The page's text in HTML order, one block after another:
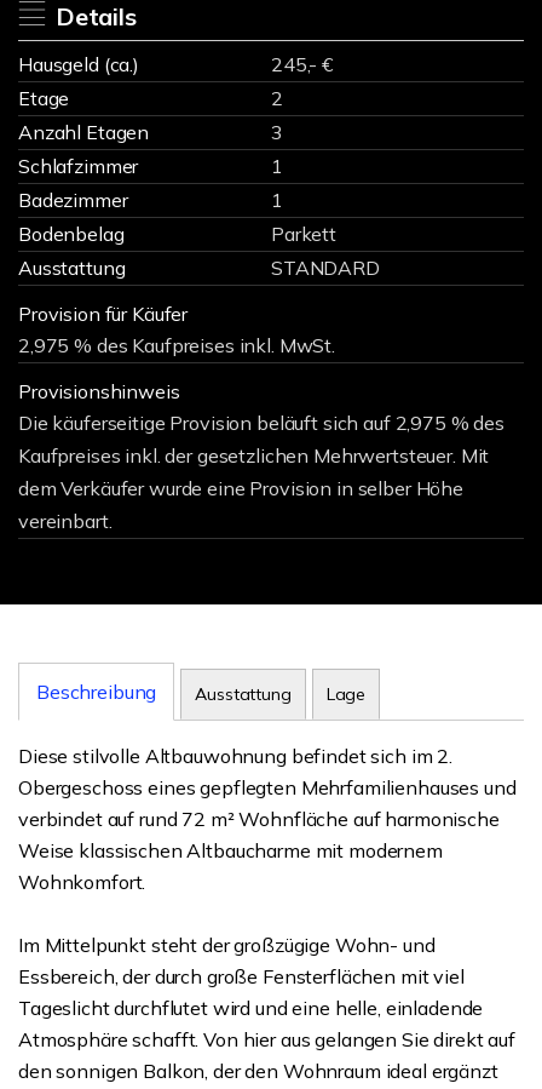
Details
Hausgeld (ca.)
245,- €
Etage
2
Anzahl Etagen
3
Schlafzimmer
1
Badezimmer
1
Bodenbelag
Parkett
Ausstattung
STANDARD
Provision für Käufer
2,975 % des Kaufpreises inkl. MwSt.
Provisionshinweis
Die käuferseitige Provision beläuft sich auf 2,975 % des
Kaufpreises inkl. der gesetzlichen Mehrwertsteuer. Mit
dem Verkäufer wurde eine Provision in selber Höhe
vereinbart.
Beschreibung Ausstattung Lage
Diese stilvolle Altbauwohnung befindet sich im 2.
Obergeschoss eines gepflegten Mehrfamilienhauses und
verbindet auf rund 72 m² Wohnfläche auf harmonische
Weise klassischen Altbaucharme mit modernem
Wohnkomfort.
Im Mittelpunkt steht der großzügige Wohn- und
Essbereich, der durch große Fensterflächen mit viel
Tageslicht durchflutet wird und eine helle, einladende
Atmosphäre schafft. Von hier aus gelangen Sie direkt auf
den sonnigen Balkon, der den Wohnraum ideal ergänzt